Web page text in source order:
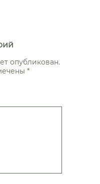
опубликован.
*